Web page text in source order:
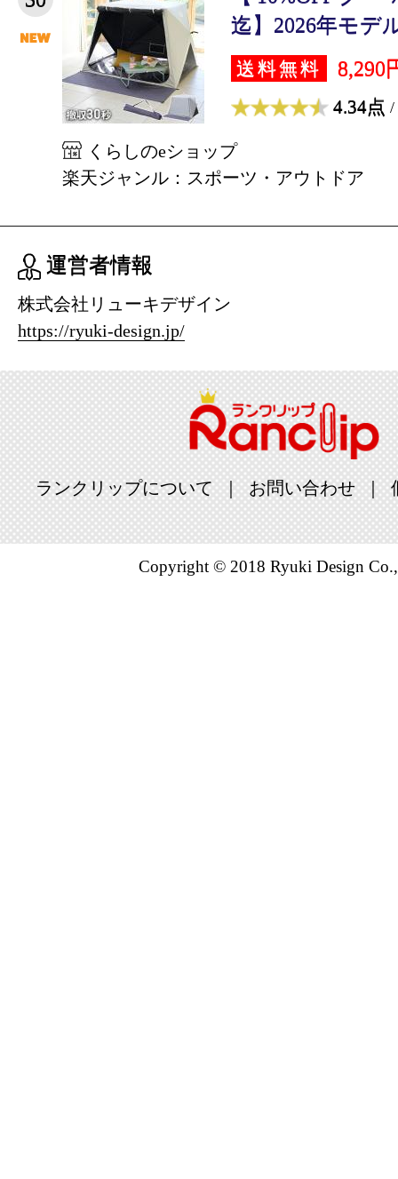
迄】2026年モデ
送料無料 8,290
4.34点 /
くらしのeショップ
楽天ジャンル：スポーツ・アウトドア
運営者情報
株式会社リューキデザイン
https://ryuki-design.jp/
ランクリップについて お問い合わせ
Copyright © 2018 Ryuki Design